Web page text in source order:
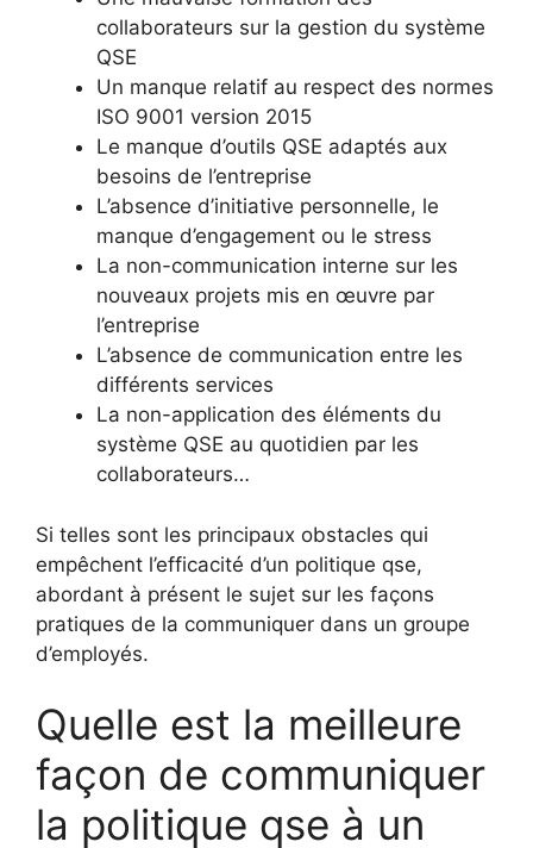
collaborateurs sur la gestion du système
QSE
Un manque relatif au respect des normes
ISO 9001 version 2015
Le manque d’outils QSE adaptés aux
besoins de l’entreprise
L’absence d’initiative personnelle, le
manque d’engagement ou le stress
La non-communication interne sur les
nouveaux projets mis en œuvre par
l’entreprise
L’absence de communication entre les
différents services
La non-application des éléments du
système QSE au quotidien par les
collaborateurs…
Si telles sont les principaux obstacles qui
empêchent l’efficacité d’un politique qse,
abordant à présent le sujet sur les façons
pratiques de la communiquer dans un groupe
d’employés.
Quelle est la meilleure
façon de communiquer
la politique qse à un